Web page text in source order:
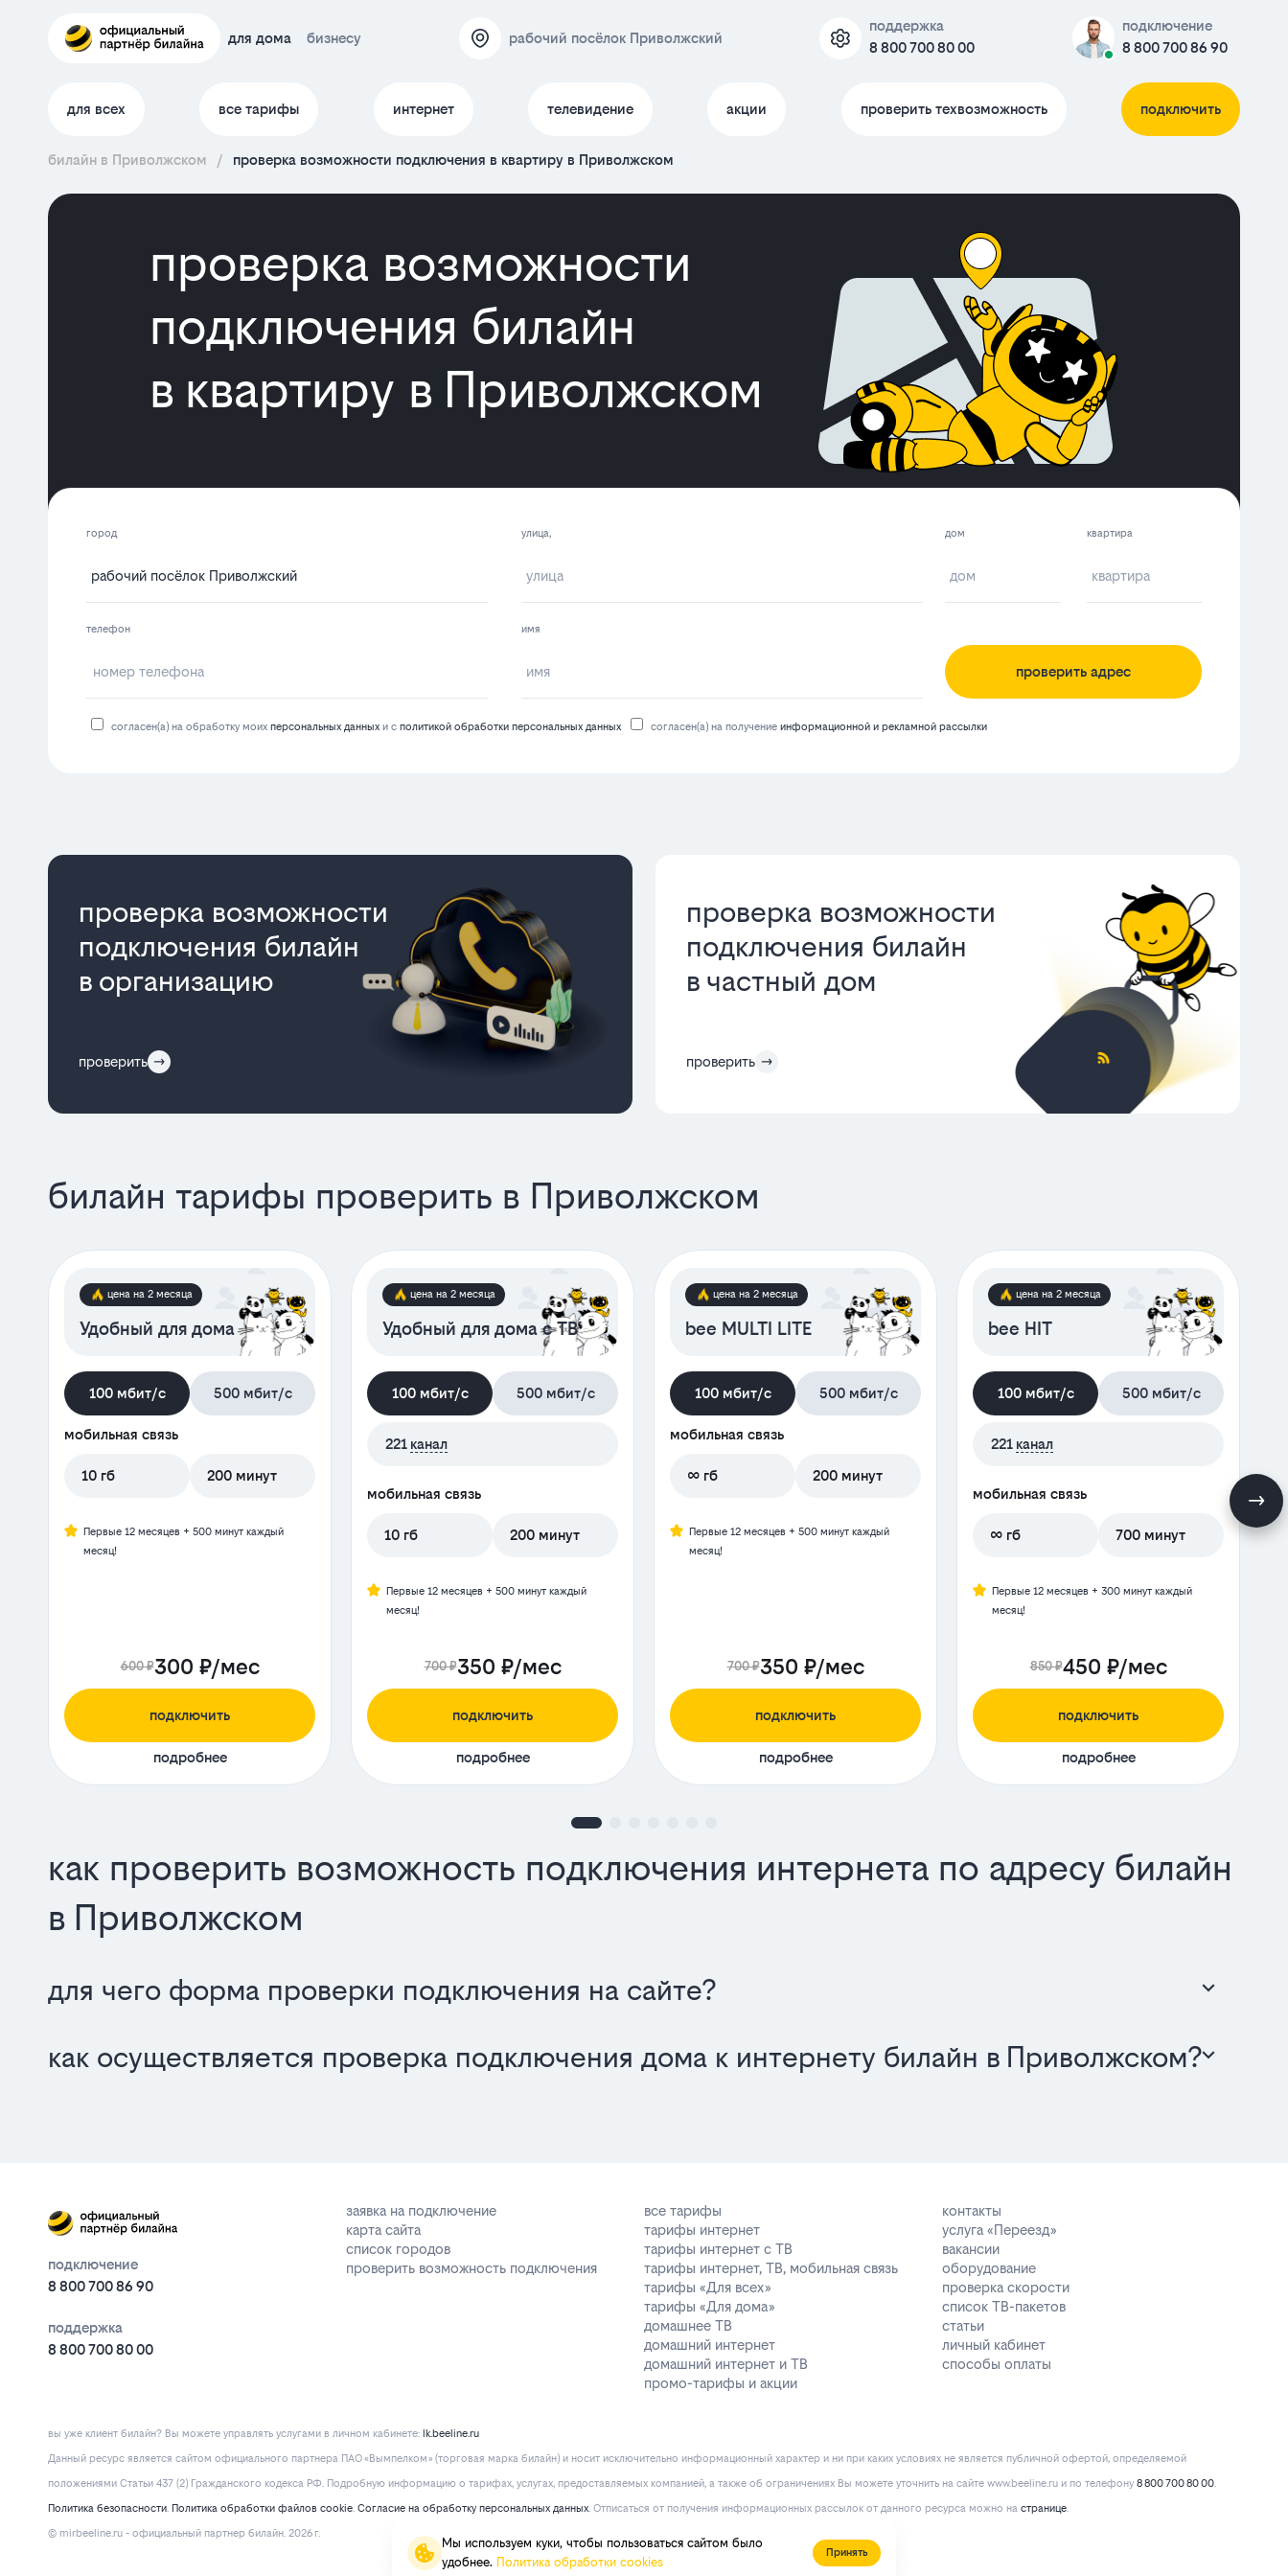
для дома бизнесу рабочий посёлок Приволжский
поддержка
8 800 700 80 00
подключение
8 800 700 86 90
для всех все тарифы интернет телевидение акции проверить техвозможность подключить
билайн в Приволжском / проверка возможности подключения в квартиру в Приволжском
проверка возможности
подключения билайн
в квартиру в Приволжском
город улица,
телефон имя
дом квартира
проверить адрес
согласен(а) на обработку моих персональных данных и с политикой обработки персональных данных согласен(а) на получение информационной и рекламной рассылки
проверка возможности
подключения билайн
в организацию
проверить
проверка возможности
подключения билайн
в частный дом
проверить
билайн тарифы проверить в Приволжском
цена на 2 месяца
Удобный для дома
100 мбит/с 500 мбит/с
мобильная связь
10 гб 200 минут
Первые 12 месяцев + 500 минут каждый
месяц!
600 ₽300 ₽/мес
подключить
подробнее
цена на 2 месяца
Удобный для дома с ТВ
100 мбит/с 500 мбит/с
221 канал
мобильная связь
10 гб 200 минут
Первые 12 месяцев + 500 минут каждый
месяц!
700 ₽350 ₽/мес
подключить
подробнее
цена на 2 месяца
bee MULTI LITE
100 мбит/с 500 мбит/с
мобильная связь
∞ гб 200 минут
Первые 12 месяцев + 500 минут каждый
месяц!
700 ₽350 ₽/мес
подключить
подробнее
цена на 2 месяца
bee HIT
100 мбит/с 500 мбит/с
221 канал
мобильная связь
∞ гб 700 минут
Первые 12 месяцев + 300 минут каждый
месяц!
850 ₽450 ₽/мес
подключить
подробнее
как проверить возможность подключения интернета по адресу билайн
в Приволжском
для чего форма проверки подключения на сайте?
как осуществляется проверка подключения дома к интернету билайн в Приволжском?
подключение
8 800 700 86 90
поддержка
8 800 700 80 00
заявка на подключение
карта сайта
список городов
проверить возможность подключения
все тарифы
тарифы интернет
тарифы интернет с ТВ
тарифы интернет, ТВ, мобильная связь
тарифы «Для всех»
тарифы «Для дома»
домашнее ТВ
домашний интернет
домашний интернет и ТВ
промо-тарифы и акции
контакты
услуга «Переезд»
вакансии
оборудование
проверка скорости
список ТВ-пакетов
статьи
личный кабинет
способы оплаты
вы уже клиент билайн? Вы можете управлять услугами в личнoм кaбинeтe: lk.beeline.ru
Данный ресурс является сайтом официального партнера ПАО «Вымпелком» (торговая марка билайн) и носит исключительно информационный характер и ни при каких условиях не является публичной офертой, определяемой
положениями Статьи 437 (2) Гражданского кодекса РФ. Подробную информацию о тарифах, услугах, предоставляемых компанией, а также об ограничениях Вы можете уточнить на сайте www.beeline.ru и по телефону 8 800 700 80 00.
Политика безопасности. Политика обработки файлов cookie. Согласие на обработку персональных данных. Отписаться от получения информационных рассылок от данного ресурса можно на странице.
© mirbeeline.ru - официальный партнер билайн. 2026 г.
Мы используем куки, чтобы пользоваться сайтом было
удобнее. Политика обработки cookies
Принять